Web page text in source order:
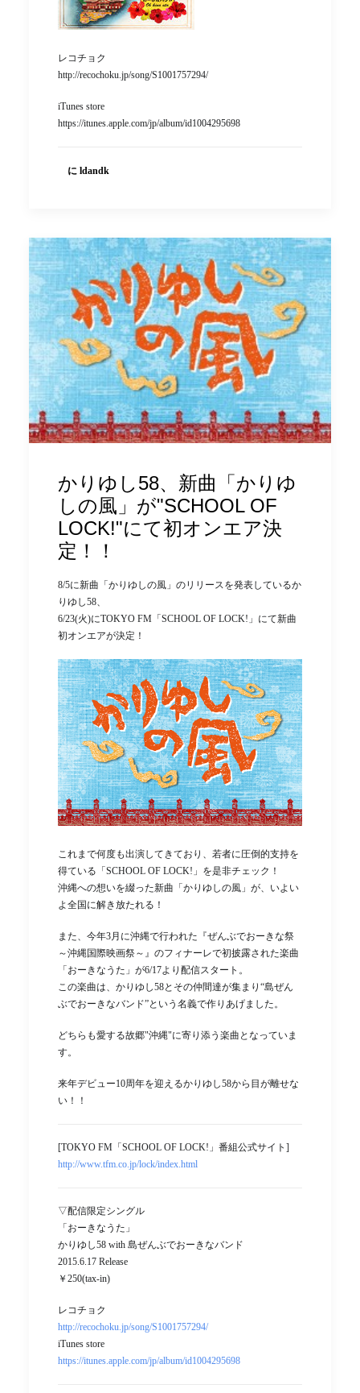
レコチョク
http://recochoku.jp/song/S1001757294/
iTunes store
https://itunes.apple.com/jp/album/id1004295698
に ldandk
かりゆし58、新曲「かりゆ
しの風」が"SCHOOL OF
LOCK!"にて初オンエア決
定！！
8/5に新曲「かりゆしの風」のリリースを発表しているか
りゆし58、
6/23(火)にTOKYO FM「SCHOOL OF LOCK!」にて新曲
初オンエアが決定！
これまで何度も出演してきており、若者に圧倒的支持を
得ている「SCHOOL OF LOCK!」を是非チェック！
沖縄への想いを綴った新曲「かりゆしの風」が、いよい
よ全国に解き放たれる！
また、今年3月に沖縄で行われた『ぜんぶでおーきな祭
～沖縄国際映画祭～』のフィナーレで初披露された楽曲
「おーきなうた」が6/17より配信スタート。
この楽曲は、かりゆし58とその仲間達が集まり“島ぜん
ぶでおーきなバンド”という名義で作りあげました。
どちらも愛する故郷"沖縄"に寄り添う楽曲となっていま
す。
来年デビュー10周年を迎えるかりゆし58から目が離せな
い！！
[TOKYO FM「SCHOOL OF LOCK!」番組公式サイト]
http://www.tfm.co.jp/lock/index.html
▽配信限定シングル
「おーきなうた」
かりゆし58 with 島ぜんぶでおーきなバンド
2015.6.17 Release
￥250(tax-in)
レコチョク
http://recochoku.jp/song/S1001757294/
iTunes store
https://itunes.apple.com/jp/album/id1004295698